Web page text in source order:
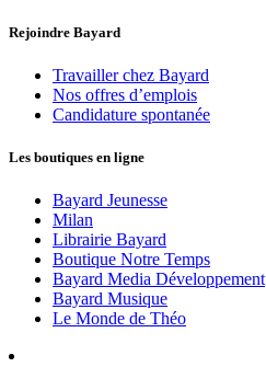
Rejoindre Bayard
Travailler chez Bayard
Nos offres d’emplois
Candidature spontanée
Les boutiques en ligne
Bayard Jeunesse
Milan
Librairie Bayard
Boutique Notre Temps
Bayard Media Développement
Bayard Musique
Le Monde de Théo